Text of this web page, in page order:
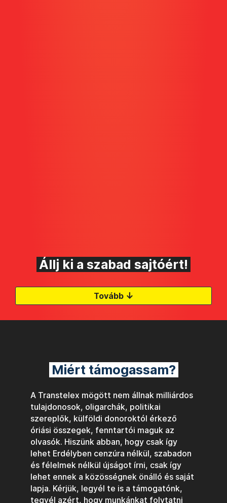
Állj ki a szabad sajtóért!
Tovább ↓
Miért támogassam?
A Transtelex mögött nem állnak milliárdos
tulajdonosok, oligarchák, politikai
szereplők, külföldi donoroktól érkező
óriási összegek, fenntartói maguk az
olvasók. Hiszünk abban, hogy csak így
lehet Erdélyben cenzúra nélkül, szabadon
és félelmek nélkül újságot írni, csak így
lehet ennek a közösségnek önálló és saját
lapja. Kérjük, legyél te is a támogatónk,
tegyél azért, hogy munkánkat folytatni